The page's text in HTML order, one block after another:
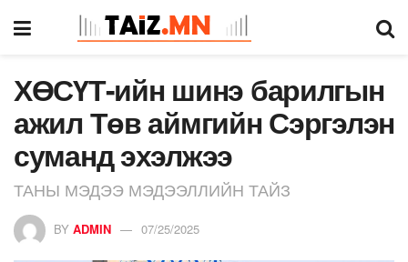
ХӨСҮТ-ийн шинэ барилгын
ажил Төв аймгийн Сэргэлэн
суманд эхэлжээ
ТАНЫ МЭДЭЭ МЭДЭЭЛЛИЙН ТАЙЗ
BY ADMIN 07/25/2025